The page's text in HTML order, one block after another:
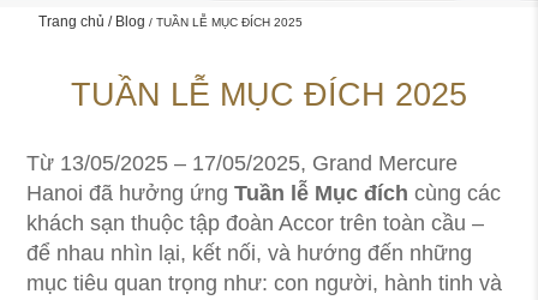
Trang chủ Blog TUẦN LỄ MỤC ĐÍCH 2025
TUẦN LỄ MỤC ĐÍCH 2025
Từ 13/05/2025 – 17/05/2025, Grand Mercure
Hanoi đã hưởng ứngTuần lễ Mục đích cùng các
khách sạn thuộc tập đoàn Accor trên toàn cầu –
để nhau nhìn lại, kết nối, và hướng đến những
mục tiêu quan trọng như: con người, hành tinh và